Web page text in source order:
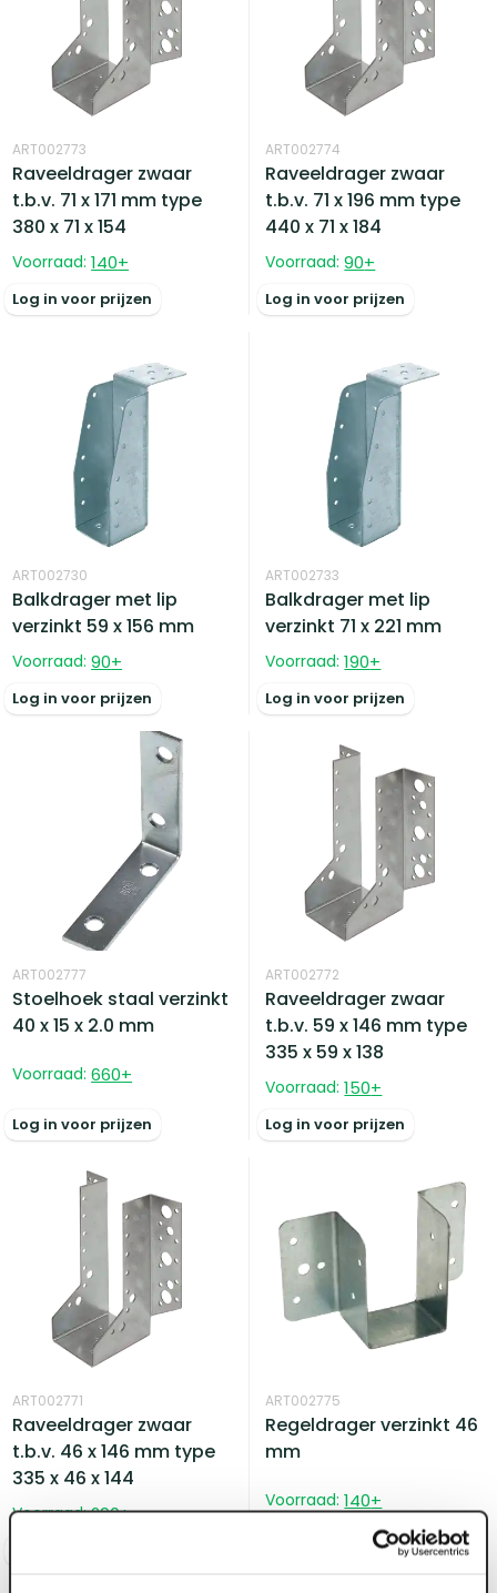
ART002773
Raveeldrager zwaar
t.b.v. 71 x 171 mm type
380 x 71 x 154
Voorraad: 140+
Log in voor prijzen
ART002774
Raveeldrager zwaar
t.b.v. 71 x 196 mm type
440 x 71 x 184
Voorraad: 90+
Log in voor prijzen
ART002730
Balkdrager met lip
verzinkt 59 x 156 mm
Voorraad: 90+
Log in voor prijzen
ART002733
Balkdrager met lip
verzinkt 71 x 221 mm
Voorraad: 190+
Log in voor prijzen
ART002777
Stoelhoek staal verzinkt
40 x 15 x 2.0 mm
Voorraad: 660+
Log in voor prijzen
ART002772
Raveeldrager zwaar
t.b.v. 59 x 146 mm type
335 x 59 x 138
Voorraad: 150+
Log in voor prijzen
ART002771
Raveeldrager zwaar
t.b.v. 46 x 146 mm type
335 x 46 x 144
Voorraad: 290+
ART002775
Regeldrager verzinkt 46
mm
Voorraad: 140+
Log in voor prijzen